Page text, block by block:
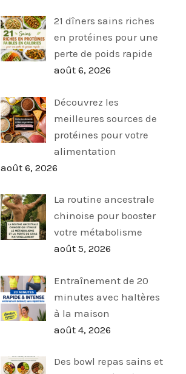
21 dîners sains riches
en protéines pour une
perte de poids rapide
août 6, 2026
Découvrez les
meilleures sources de
protéines pour votre
alimentation
août 6, 2026
La routine ancestrale
chinoise pour booster
votre métabolisme
août 5, 2026
Entraînement de 20
minutes avec haltères
à la maison
août 4, 2026
Des bowl repas sains et